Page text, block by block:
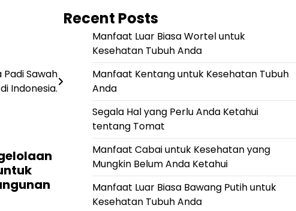
Sawah
di Indonesia.
Recent Posts
Manfaat Luar Biasa Wortel untuk
Kesehatan Tubuh Anda
Manfaat Kentang untuk Kesehatan Tubuh
Anda
Segala Hal yang Perlu Anda Ketahui
tentang Tomat
Manfaat Cabai untuk Kesehatan yang
Mungkin Belum Anda Ketahui
Manfaat Luar Biasa Bawang Putih untuk
Kesehatan Tubuh Anda